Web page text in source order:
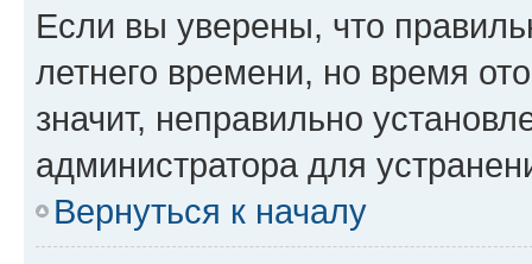
Если вы уверены, что
летнего времени, но время
значит, неправильно
администратора для
Вернуться к началу